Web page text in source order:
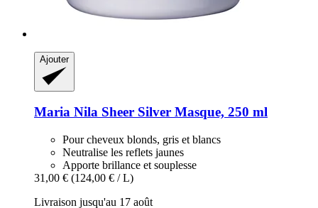
Ajouter
Maria Nila Sheer Silver Masque, 250 ml
Pour cheveux blonds, gris et blancs
Neutralise les reflets jaunes
Apporte brillance et souplesse
31,00 € (124,00 € / L)
Livraison jusqu'au 17 août